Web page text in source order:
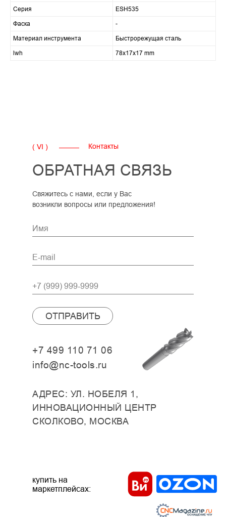
Серия
ESH535
Фаска
-
Материал инструмента
Быстрорежущая сталь
lwh
78x17x17 mm
ОБРАТНАЯ СВЯЗЬ
Свяжитесь с нами, если у Вас
возникли вопросы или предложения!
+7 499 110 71 06
info@nc-tools.ru
АДРЕС: УЛ. НОБЕЛЯ 1,
ИННОВАЦИОННЫЙ ЦЕНТР
СКОЛКОВО, МОСКВА
ОТПРАВИТЬ
( VI ) Контакты
купить на
маркетплейсах: